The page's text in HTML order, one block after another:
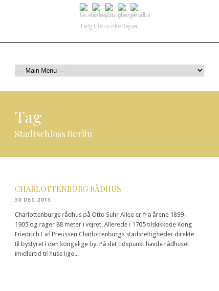
Følg Historiske Rejser
Tag
Stadtschloss Berlin
CHARLOTTENBURG RÅDHUS
30 DEC 2013
Charlottenburgs rådhus på Otto Suhr Allee er fra årene 1899-
1905 og rager 88 meter i vejret. Allerede i 1705 tilskikkede Kong
Friedrich I af Preussen Charlottenburgs stadsrettigheder direkte
til bystyret i den kongelige by. På det tidspunkt havde rådhuset
imidlertid til huse lige...